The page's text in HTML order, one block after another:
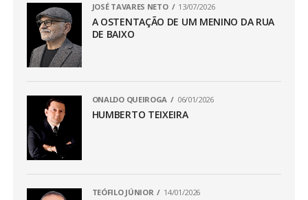
JOSÉ TAVARES NETO 13/07/2026
A OSTENTAÇÃO DE UM MENINO DA RUA
DE BAIXO
ONALDO QUEIROGA 06/01/2026
HUMBERTO TEIXEIRA
TEÓFILO JÚNIOR 14/01/2026